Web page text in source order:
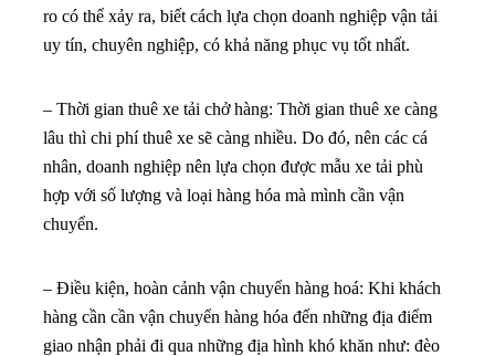
ro có thể xảy ra, biết cách lựa chọn doanh nghiệp vận tải
uy tín, chuyên nghiệp, có khả năng phục vụ tốt nhất.
– Thời gian thuê xe tải chở hàng: Thời gian thuê xe càng
lâu thì chi phí thuê xe sẽ càng nhiều. Do đó, nên các cá
nhân, doanh nghiệp nên lựa chọn được mẫu xe tải phù
hợp với số lượng và loại hàng hóa mà mình cần vận
chuyển.
– Điều kiện, hoàn cảnh vận chuyển hàng hoá: Khi khách
hàng cần cần vận chuyển hàng hóa đến những địa điểm
giao nhận phải đi qua những địa hình khó khăn như: đèo